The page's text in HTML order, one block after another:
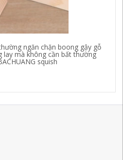
ngăn chặn boong gậy gỗ
lay mà không cần bất thường
squish